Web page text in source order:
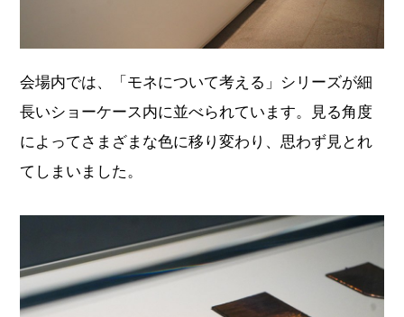
会場内では、「モネについて考える」シリーズが細
長いショーケース内に並べられています。見る角度
によってさまざまな色に移り変わり、思わず見とれ
てしまいました。